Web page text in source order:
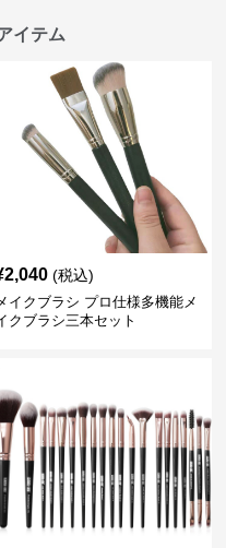
イテム
2,040 (税込)
イクブラシ プロ仕様多機能メ
クブラシ三本セット